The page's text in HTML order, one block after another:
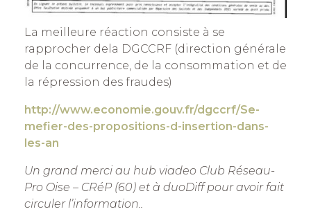
La meilleure réaction consiste à se
rapprocher dela DGCCRF (direction générale
de la concurrence, de la consommation et de
la répression des fraudes)
http://www.economie.gouv.fr/dgccrf/Se-
mefier-des-propositions-d-insertion-dans-
les-an
Un grand merci au hub viadeo Club Réseau-
Pro Oise – CRéP (60) et à duoDiff pour avoir fait
circuler l’information..